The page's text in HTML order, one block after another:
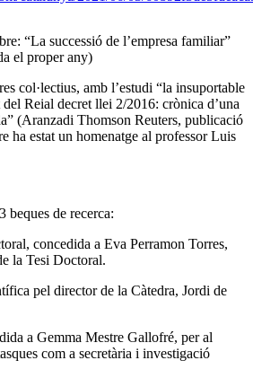
“La successió de l’empresa familiar”
el proper any)
col·lectius, amb l’estudi “la insuportable
Reial decret llei 2/2016: crònica d’una
(Aranzadi Thomson Reuters, publicació
ha estat un homenatge al professor Luis
beques de recerca:
concedida a Eva Perramon Torres,
la Tesi Doctoral.
pel director de la Càtedra, Jordi de
a Gemma Mestre Gallofré, per al
com a secretària i investigació